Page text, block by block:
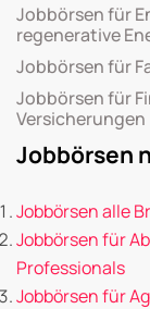
Jobbörsen für
regenerative
Jobbörsen für
Jobbörsen für
Versicherungen
Jobbörsen
Jobbörsen alle
Jobbörsen für
Professionals
Jobbörsen für